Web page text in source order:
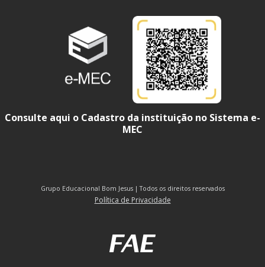
Consulte aqui o Cadastro da instituição no Sistema e-
MEC
Grupo Educacional Bom Jesus | Todos os direitos reservados
Política de Privacidade